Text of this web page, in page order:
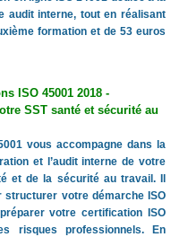
audit interne, tout en réalisant
formation et de 53 euros
ISO 45001 2018 -
SST santé et sécurité au
vous accompagne dans la
et l’audit interne de votre
et de la sécurité au travail. Il
structurer votre démarche ISO
votre certification ISO
risques professionnels. En